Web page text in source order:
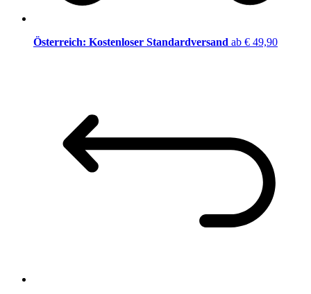
Österreich: Kostenloser Standardversand ab € 49,90